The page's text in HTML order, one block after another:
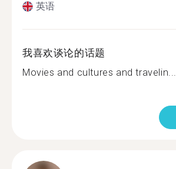
英语
我喜欢谈论的话题
Movies and cultures and travelin...